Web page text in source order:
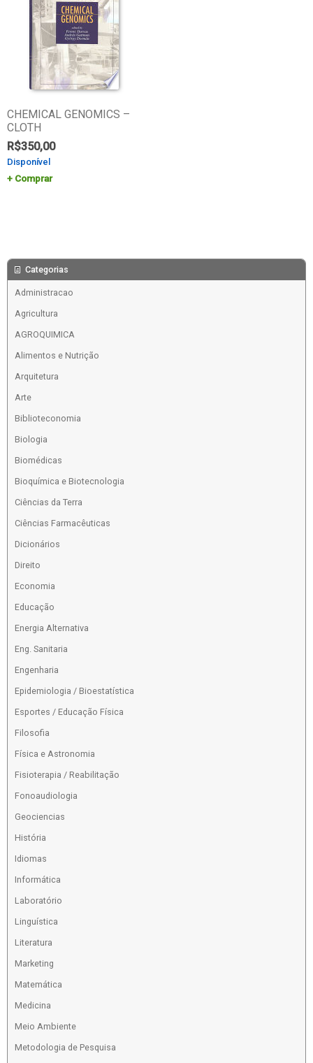
CHEMICAL GENOMICS –
CLOTH
R$350,00
Disponível
Comprar
Categorias
Administracao
Agricultura
AGROQUIMICA
Alimentos e Nutrição
Arquitetura
Arte
Biblioteconomia
Biologia
Biomédicas
Bioquímica e Biotecnologia
Ciências da Terra
Ciências Farmacêuticas
Dicionários
Direito
Economia
Educação
Energia Alternativa
Eng. Sanitaria
Engenharia
Epidemiologia / Bioestatística
Esportes / Educação Física
Filosofia
Física e Astronomia
Fisioterapia / Reabilitação
Fonoaudiologia
Geociencias
História
Idiomas
Informática
Laboratório
Linguística
Literatura
Marketing
Matemática
Medicina
Meio Ambiente
Metodologia de Pesquisa